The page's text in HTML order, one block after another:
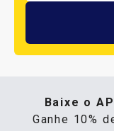
Baixe o
Ganhe 10%